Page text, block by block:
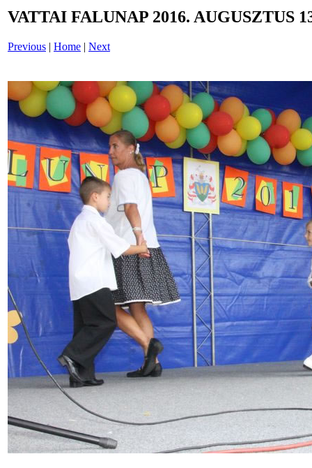
VATTAI FALUNAP 2016. AUGUSZTUS
Previous | Home | Next